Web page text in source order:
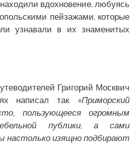
вдохновение, любуясь
пейзажами, которые
узнавали в их знаменитых
Григорий Москвич
написал так: «Приморский
пользующееся огромным
публики, а сами
настолько изящно подбирают